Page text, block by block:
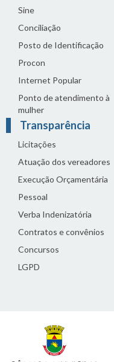
Sine
Conciliação
Posto de Identificação
Procon
Internet Popular
Ponto de atendimento à
mulher
Transparência
Licitações
Atuação dos vereadores
Execução Orçamentária
Pessoal
Verba Indenizatória
Contratos e convênios
Concursos
LGPD